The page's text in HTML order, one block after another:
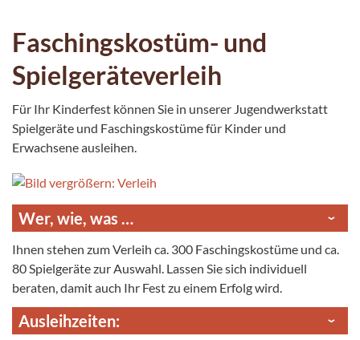
Faschingskostüm- und
Spielgeräteverleih
Für Ihr Kinderfest können Sie in unserer Jugendwerkstatt
Spielgeräte und Faschingskostüme für Kinder und
Erwachsene ausleihen.
Wer, wie, was …
Ihnen stehen zum Verleih ca. 300 Faschingskostüme und ca.
80 Spielgeräte zur Auswahl. Lassen Sie sich individuell
beraten, damit auch Ihr Fest zu einem Erfolg wird.
Ausleihzeiten: